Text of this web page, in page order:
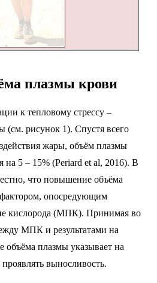
плазмы крови
к тепловому стрессу –
(см. рисунок 1). Спустя всего
жары, объём плазмы
5 – 15% (Periard et al, 2016). В
что повышение объёма
опосредующим
кислорода (МПК). Принимая во
МПК и результатами на
объёма плазмы указывает на
выносливость.